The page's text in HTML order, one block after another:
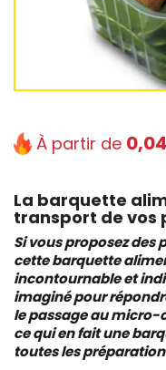
À partir de
La barquette
transport de vos
Si vous proposez des
cette barquette
incontournable et
imaginé pour
le passage au micro-
ce qui en fait une
toutes les